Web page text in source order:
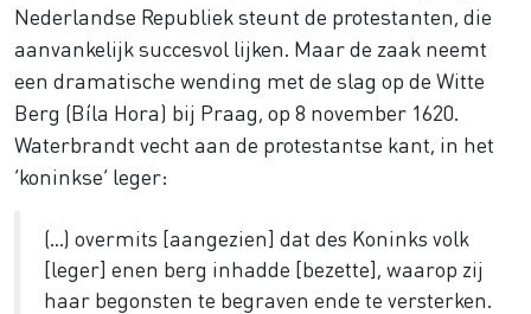
Nederlandse Republiek steunt de protestanten, die
aanvankelijk succesvol lijken. Maar de zaak neemt
een dramatische wending met de slag op de Witte
Berg (Bíla Hora) bij Praag, op 8 november 1620.
Waterbrandt vecht aan de protestantse kant, in het
‘koninkse’ leger:
(…) overmits [aangezien] dat des Koninks volk
[leger] enen berg inhadde [bezette], waarop zij
haar begonsten te begraven ende te versterken.